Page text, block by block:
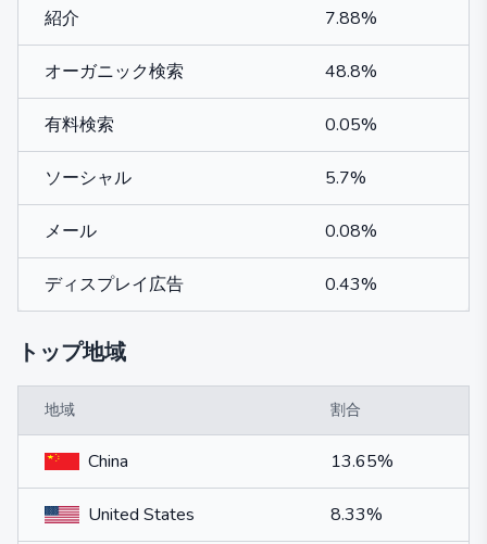
紹介 7.88%
オーガニック検索 48.8%
有料検索 0.05%
ソーシャル 5.7%
メール 0.08%
ディスプレイ広告 0.43%
トップ地域
地域 割合
China 13.65%
United States 8.33%